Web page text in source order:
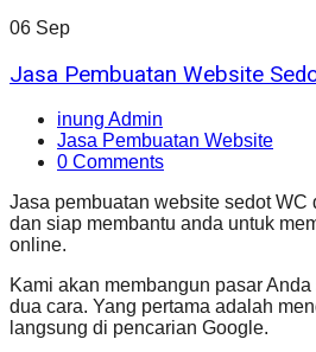
06 Sep
Jasa Pembuatan Website
inung Admin
Jasa Pembuatan Website
0 Comments
Jasa pembuatan website sedot WC
dan siap membantu anda untuk
online.
Kami akan membangun pasar
dua cara. Yang pertama adalah
langsung di pencarian Google.